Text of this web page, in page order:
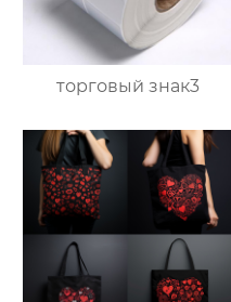
торговый знак3